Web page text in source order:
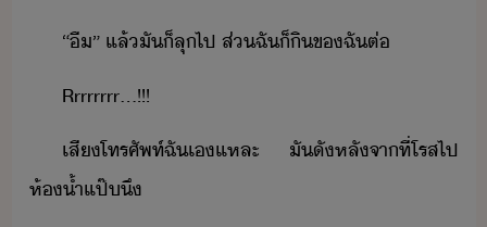
“​ื​”​ ​แล้​ั​็​ลุ​ไป​ ​ส่​ฉั​็​ิ​ข​ฉั​ต่
Rrrrrrrr...​!​!​!
เสี​โทรศัพท์​ฉั​เ​แหละ​ ​ั​ั​หลัจาที่​โรส​ไป​
ห้้ำ​แป๊​ึ